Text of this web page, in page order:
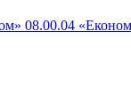
08.00.04